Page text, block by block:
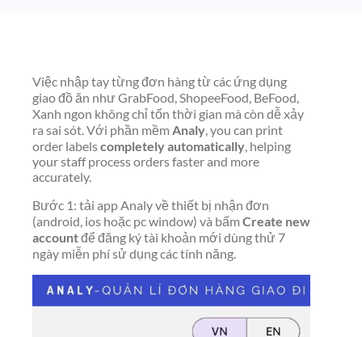
Việc nhập tay từng đơn hàng từ các ứng dụng
giao đồ ăn như GrabFood, ShopeeFood, BeFood,
Xanh ngon không chỉ tốn thời gian mà còn dễ xảy
ra sai sót. Với phần mềm Analy, you can print
order labelscompletely automatically, helping
your staff process orders faster and more
accurately.
Bước 1: tải app Analy về thiết bị nhận đơn
(android, ios hoặc pc window) và bấm Create new
accountđể đăng ký tài khoản mới dùng thử 7
ngày miễn phí sử dụng các tính năng.